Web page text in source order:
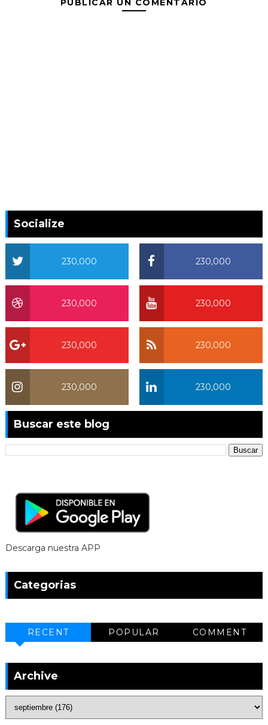
PUBLICAR UN COMENTARIO
Socialize
230,000
230,000
230,000
230,000
230,000
230,000
230,000
230,000
Buscar este blog
Descarga nuestra APP
Categorias
RECENT POPULAR COMMENT
Archive